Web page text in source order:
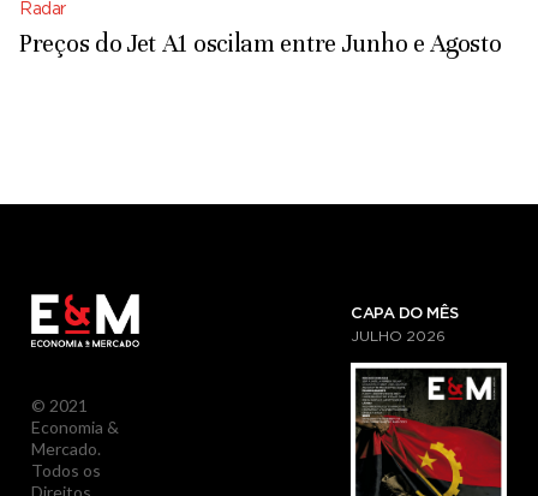
Radar
Preços do Jet A1 oscilam entre Junho e Agosto
© 2021
Economia &
Mercado.
Todos os
Direitos
CAPA DO MÊS
JULHO 2026